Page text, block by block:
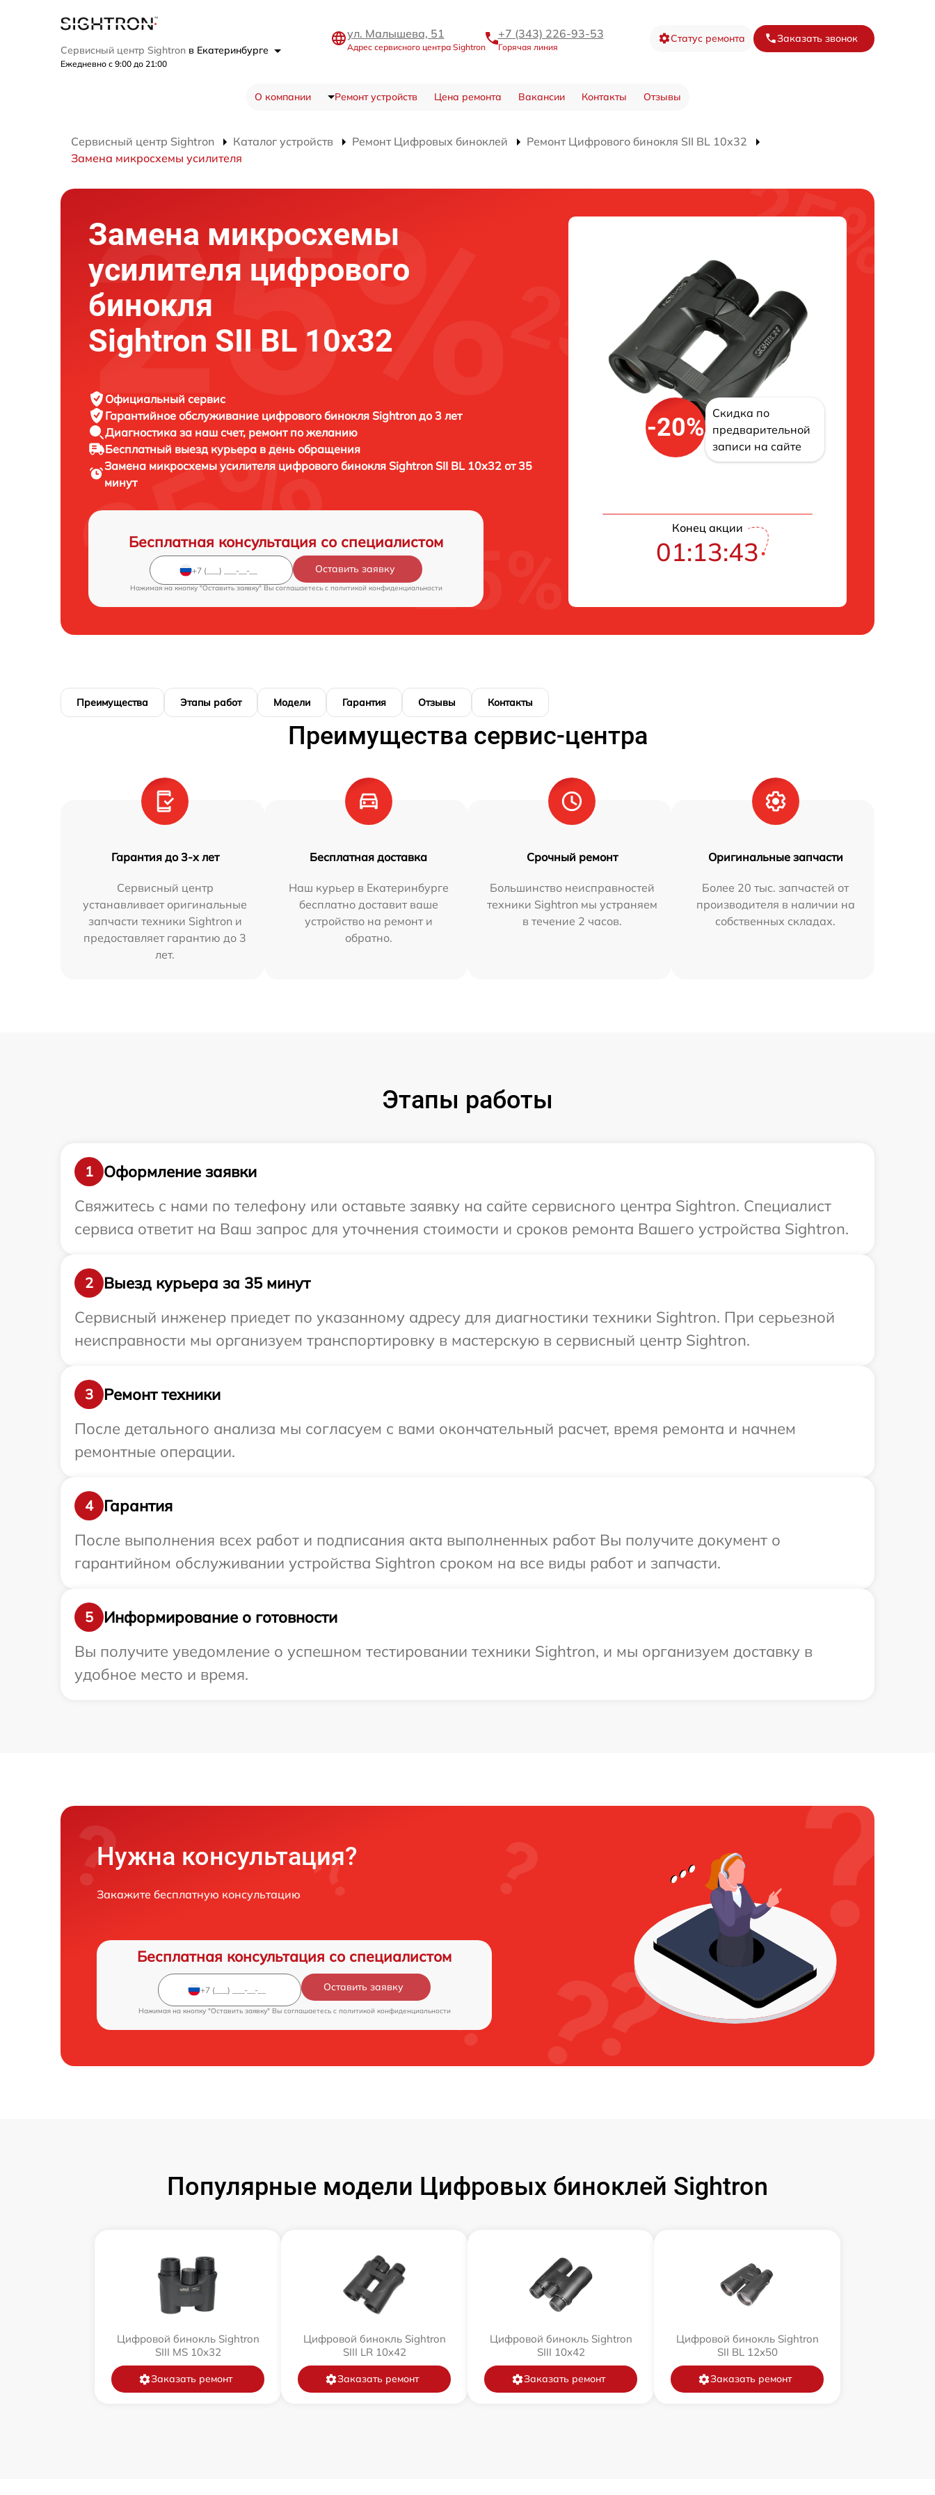
Сервисный центр Sightron в Екатеринбурге
Ежедневно с 9:00 до 21:00
ул. Малышева, 51
Адрес сервисного центра Sightron
+7 (343) 226-93-53
Горячая линия
Статус ремонта Заказать звонок
О компании Ремонт устройств Цена ремонта Вакансии Контакты Отзывы
Сервисный центр Sightron Каталог устройств Ремонт Цифровых биноклей
Ремонт Цифрового бинокля SII BL 10x32
Замена микросхемы усилителя
Замена микросхемы
усилителя цифрового
бинокля
Sightron SII BL 10x32
Официальный сервис
Гарантийное обслуживание цифрового бинокля Sightron до 3 лет
Диагностика за наш счет, ремонт по желанию
Бесплатный выезд курьера в день обращения
Замена микросхемы усилителя цифрового бинокля Sightron SII BL 10x32 от 35
минут
Бесплатная консультация со специалистом
Оставить заявку
Нажимая на кнопку "Оставить заявку" Вы соглашаетесь c политикой конфиденциальности
-20%
Скидка по
предварительной
записи на сайте
Конец акции
01:13:42
Преимущества Этапы работ Модели Гарантия Отзывы Контакты
Преимущества сервис-центра
Гарантия до 3-х лет
Сервисный центр
устанавливает оригинальные
запчасти техники Sightron и
предоставляет гарантию до 3
лет.
Бесплатная доставка
Наш курьер в Екатеринбурге
бесплатно доставит ваше
устройство на ремонт и
обратно.
Срочный ремонт
Большинство неисправностей
техники Sightron мы устраняем
в течение 2 часов.
Оригинальные запчасти
Более 20 тыс. запчастей от
производителя в наличии на
собственных складах.
Этапы работы
1
Оформление заявки
Свяжитесь с нами по телефону или оставьте заявку на сайте сервисного центра Sightron. Специалист
сервиса ответит на Ваш запрос для уточнения стоимости и сроков ремонта Вашего устройства Sightron.
2
Выезд курьера за 35 минут
Сервисный инженер приедет по указанному адресу для диагностики техники Sightron. При серьезной
неисправности мы организуем транспортировку в мастерскую в сервисный центр Sightron.
3
Ремонт техники
После детального анализа мы согласуем с вами окончательный расчет, время ремонта и начнем
ремонтные операции.
4
Гарантия
После выполнения всех работ и подписания акта выполненных работ Вы получите документ о
гарантийном обслуживании устройства Sightron сроком на все виды работ и запчасти.
5
Информирование о готовности
Вы получите уведомление о успешном тестировании техники Sightron, и мы организуем доставку в
удобное место и время.
Нужна консультация?
Закажите бесплатную консультацию
Бесплатная консультация со специалистом
Оставить заявку
Нажимая на кнопку "Оставить заявку" Вы соглашаетесь c политикой конфиденциальности
Популярные модели Цифровых биноклей Sightron
Цифровой бинокль Sightron
SIII MS 10x32
Заказать ремонт
Цифровой бинокль Sightron
SIII LR 10x42
Заказать ремонт
Цифровой бинокль Sightron
SIII 10x42
Заказать ремонт
Цифровой бинокль Sightron
SII BL 12x50
Заказать ремонт